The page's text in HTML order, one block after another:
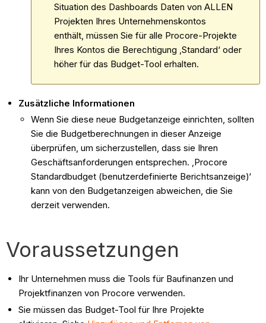
Situation des Dashboards Daten von ALLEN
Projekten Ihres Unternehmenskontos
enthält, müssen Sie für alle Procore-Projekte
Ihres Kontos die Berechtigung ‚Standard‘ oder
höher für das Budget-Tool erhalten.
Zusätzliche Informationen
Wenn Sie diese neue Budgetanzeige einrichten, sollten
Sie die Budgetberechnungen in dieser Anzeige
überprüfen, um sicherzustellen, dass sie Ihren
Geschäftsanforderungen entsprechen. ‚Procore
Standardbudget (benutzerdefinierte Berichtsanzeige)‘
kann von den Budgetanzeigen abweichen, die Sie
derzeit verwenden.
Voraussetzungen
Ihr Unternehmen muss die Tools für Baufinanzen und
Projektfinanzen von Procore verwenden.
Sie müssen das Budget-Tool für Ihre Projekte